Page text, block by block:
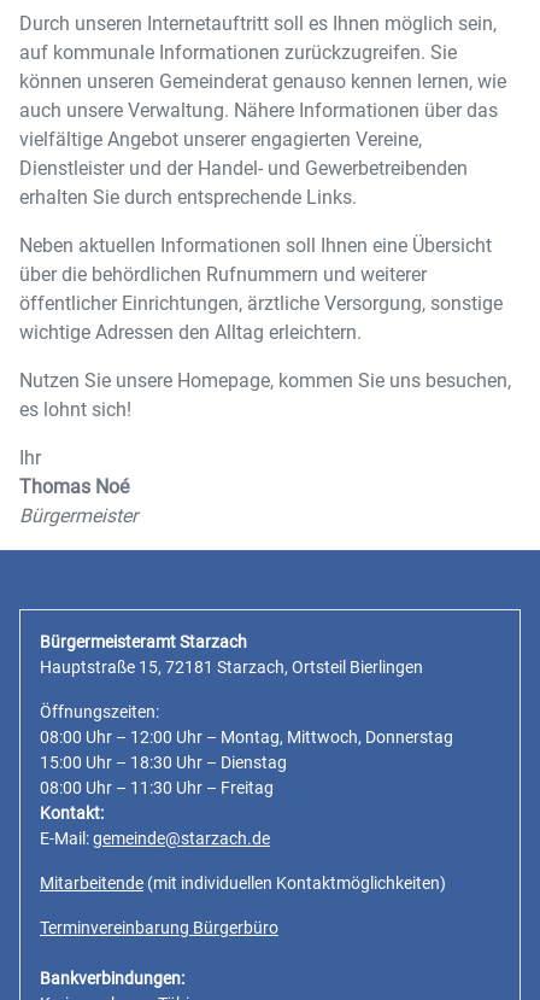
Durch unseren Internetauftritt soll es Ihnen möglich sein,
auf kommunale Informationen zurückzugreifen. Sie
können unseren Gemeinderat genauso kennen lernen, wie
auch unsere Verwaltung. Nähere Informationen über das
vielfältige Angebot unserer engagierten Vereine,
Dienstleister und der Handel- und Gewerbetreibenden
erhalten Sie durch entsprechende Links.
Neben aktuellen Informationen soll Ihnen eine Übersicht
über die behördlichen Rufnummern und weiterer
öffentlicher Einrichtungen, ärztliche Versorgung, sonstige
wichtige Adressen den Alltag erleichtern.
Nutzen Sie unsere Homepage, kommen Sie uns besuchen,
es lohnt sich!
Ihr
Thomas Noé
Bürgermeister
Bürgermeisteramt Starzach
Hauptstraße 15, 72181 Starzach, Ortsteil Bierlingen
Öffnungszeiten:
08:00 Uhr – 12:00 Uhr – Montag, Mittwoch, Donnerstag
15:00 Uhr – 18:30 Uhr – Dienstag
08:00 Uhr – 11:30 Uhr – Freitag
Kontakt:
E-Mail:gemeinde@starzach.de
Mitarbeitende (mit individuellen Kontaktmöglichkeiten)
Terminvereinbarung Bürgerbüro
Bankverbindungen: